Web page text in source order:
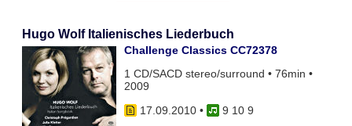
Hugo Wolf Italienisches Liederbuch
Challenge Classics CC72378
1 CD/SACD stereo/surround • 76min •
2009
17.09.2010•
9 10 9